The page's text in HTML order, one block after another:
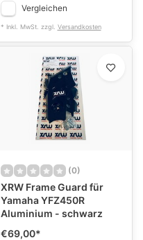
Vergleichen
* Inkl. MwSt. zzgl. Versandkosten
(0)
XRW Frame Guard für
Yamaha YFZ450R
Aluminium - schwarz
€69,00*